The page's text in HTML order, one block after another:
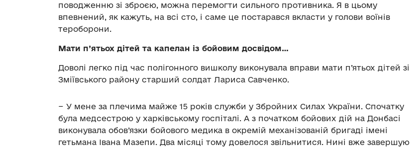
поводженню зі зброєю, можна перемогти сильного противника. Я в цьому
впевнений, як кажуть, на всі сто, і саме це постарався вкласти у голови воїнів
тероборони.
Мати п’ятьох дітей та капелан із бойовим досвідом…
Доволі легко під час полігонного вишколу виконувала вправи мати п’ятьох дітей зі
Зміївського району старший солдат Лариса Савченко.
− У мене за плечима майже 15 років служби у Збройних Силах України. Спочатку
була медсестрою у харківському госпіталі. А з початком бойових дій на Донбасі
виконувала обов’язки бойового медика в окремій механізованій бригаді імені
гетьмана Івана Мазепи. Два місяці тому довелося звільнитися. Нині вже завершую